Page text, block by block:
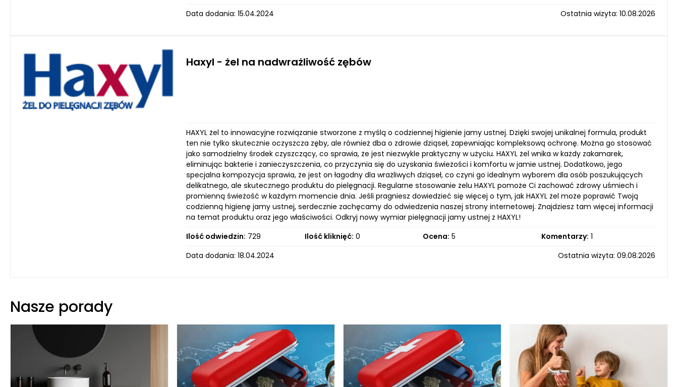
Data dodania: 15.04.2024
Ostatnia wizyta: 10.08.2026
Haxyl - żel na nadwrażliwość zębów
HAXYL żel to innowacyjne rozwiązanie stworzone z myślą o codziennej higienie jamy ustnej. Dzięki swojej unikalnej formula, produkt
ten nie tylko skutecznie oczyszcza zęby, ale również dba o zdrowie dziąseł, zapewniając kompleksową ochronę. Można go stosować
jako samodzielny środek czyszczący, co sprawia, że jest niezwykle praktyczny w użyciu. HAXYL żel wnika w każdy zakamarek,
eliminując bakterie i zanieczyszczenia, co przyczynia się do uzyskania świeżości i komfortu w jamie ustnej. Dodatkowo, jego
specjalna kompozycja sprawia, że jest on łagodny dla wrażliwych dziąseł, co czyni go idealnym wyborem dla osób poszukujących
delikatnego, ale skutecznego produktu do pielęgnacji. Regularne stosowanie żelu HAXYL pomoże Ci zachować zdrowy uśmiech i
promienną świeżość w każdym momencie dnia. Jeśli pragniesz dowiedzieć się więcej o tym, jak HAXYL żel może poprawić Twoją
codzienną higienę jamy ustnej, serdecznie zachęcamy do odwiedzenia naszej strony internetowej. Znajdziesz tam więcej informacji
na temat produktu oraz jego właściwości. Odkryj nowy wymiar pielęgnacji jamy ustnej z HAXYL!
Ilość odwiedzin: 729 Ilość kliknięć: 0 Ocena: 5 Komentarzy: 1
Data dodania: 18.04.2024
Ostatnia wizyta: 09.08.2026
Nasze porady